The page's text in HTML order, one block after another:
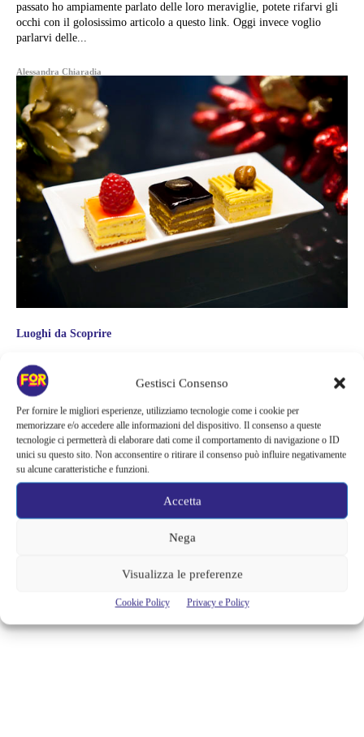
Gestisci Consenso
Per fornire le migliori esperienze, utilizziamo tecnologie come i cookie per
memorizzare e/o accedere alle informazioni del dispositivo. Il consenso a queste
tecnologie ci permetterà di elaborare dati come il comportamento di navigazione o ID
unici su questo sito. Non acconsentire o ritirare il consenso può influire negativamente
su alcune caratteristiche e funzioni.
Accetta
Nega
Visualizza le preferenze
Cookie Policy Privacy e Policy
passato ho ampiamente parlato delle loro meraviglie, potete rifarvi gli
occhi con il golosissimo articolo a questo link. Oggi invece voglio
parlarvi delle...
Alessandra Chiaradia
Luoghi da Scoprire
NON AVRAI ALTRO PASTICCINO
ALL’INFUORI DI ME…
PASTICCERIA MARTESANA
Non avrai altro pasticcino all’infuori di me… Questo ho pensato la
prima volta che ho assaggiato i mignon della pasticceria Martesana e
poi l’ho ripensato la seconda le terza la quarta la quinta volta… C’è da
quelli della Martesana non sono “dolci in generale” ma piccoli
capolavori di...